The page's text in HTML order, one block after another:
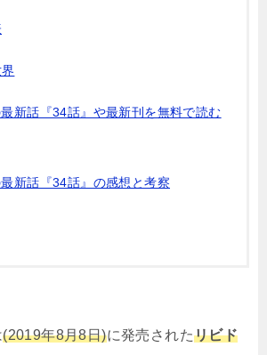
新話『34話』や最新刊を無料で読む
新話『34話』の感想と考察
(2019年8月8日)に発売されたリビド